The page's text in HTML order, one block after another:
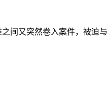
间又突然卷入案件，被迫